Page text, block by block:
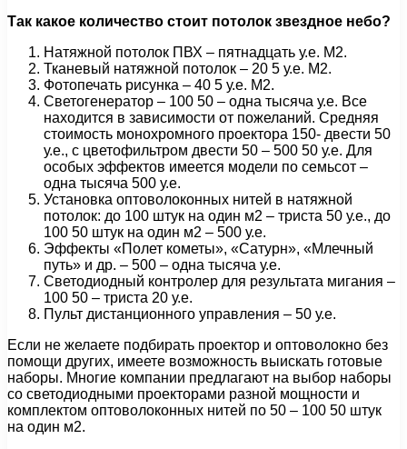
Так какое количество стоит потолок звездное небо?
Натяжной потолок ПВХ – пятнадцать у.е. М2.
Тканевый натяжной потолок – 20 5 у.е. М2.
Фотопечать рисунка – 40 5 у.е. М2.
Светогенератор – 100 50 – одна тысяча у.е. Все
находится в зависимости от пожеланий. Средняя
стоимость монохромного проектора 150- двести 50
у.е., с цветофильтром двести 50 – 500 50 у.е. Для
особых эффектов имеется модели по семьсот –
одна тысяча 500 у.е.
Установка оптоволоконных нитей в натяжной
потолок: до 100 штук на один м2 – триста 50 у.е., до
100 50 штук на один м2 – 500 у.е.
Эффекты «Полет кометы», «Сатурн», «Млечный
путь» и др. – 500 – одна тысяча у.е.
Светодиодный контролер для результата мигания –
100 50 – триста 20 у.е.
Пульт дистанционного управления – 50 у.е.
Если не желаете подбирать проектор и оптоволокно без
помощи других, имеете возможность выискать готовые
наборы. Многие компании предлагают на выбор наборы
со светодиодными проекторами разной мощности и
комплектом оптоволоконных нитей по 50 – 100 50 штук
на один м2.